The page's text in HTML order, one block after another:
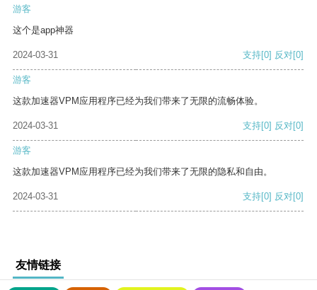
游客
这个是app神器
2024-03-31 支持[0] 反对[0]
游客
这款加速器VPM应用程序已经为我们带来了无限的流畅体验。
2024-03-31 支持[0] 反对[0]
游客
这款加速器VPM应用程序已经为我们带来了无限的隐私和自由。
2024-03-31 支持[0] 反对[0]
友情链接